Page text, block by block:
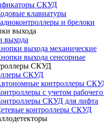
СКУД
клавиатуры
и брелоки
выхода
выхода механические
выхода сенсорные
СКУД
контроллеры
с учетом
СКУД для лифта
контроллеры СКУД